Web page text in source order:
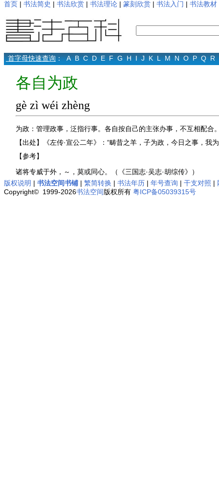
首页 | 书法简史 | 书法欣赏 | 书法理论 | 篆刻欣赏 | 书法入门 | 书法教材
首字母快速查询： A B C D E F G H I J K L M N O P Q R
各自为政
gè zì wéi zhèng
为政：管理政事，泛指行事。各自按自己的主张办事，不互相配
【出处】《左传·宣公二年》：“畴昔之羊，子为政，今日之事，我
【参考】
诸将专威于外，～，莫或同心。（《三国志·吴志·胡综传》）
版权说明 | 书法空间书铺 | 繁简转换 | 书法年历 | 年号查询 | 干支对照 |
Copyright© 1999-2026书法空间版权所有 粤ICP备05039315号